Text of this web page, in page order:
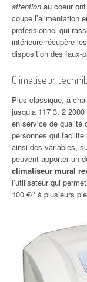
attention au coeur
coupe l’alimentation
professionnel qui
intérieure récupère
disposition des faux-
Climatiseur
Plus classique, à
jusqu’à 117 3. 2
en service de qualité
personnes qui facilite
ainsi des variables,
peuvent apporter un
climatiseur mural
l’utilisateur qui
100 €/² à plusieurs